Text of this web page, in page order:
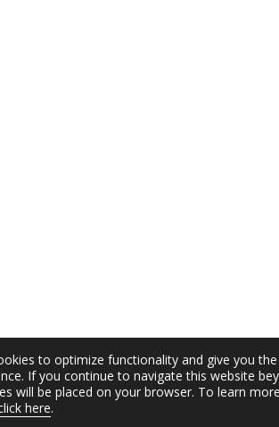
to optimize functionality and give you
If you continue to navigate this website
will be placed on your browser. To learn
here.